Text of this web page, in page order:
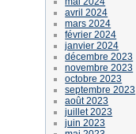
avril 2024
mars 2024
février 2024
janvier 2024
décembre 2023
novembre 2023
octobre 2023
septembre 2023
août 2023
juillet 2023
juin 2023